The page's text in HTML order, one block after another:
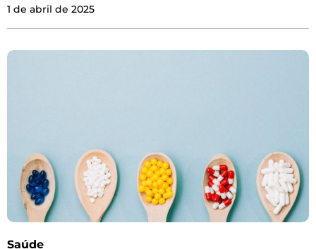
1 de abril de 2025
Saúde